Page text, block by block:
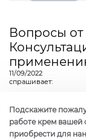
Вопросы от
11/09/2022
спрашивает:
Подскажите
работе крем
приобрести для